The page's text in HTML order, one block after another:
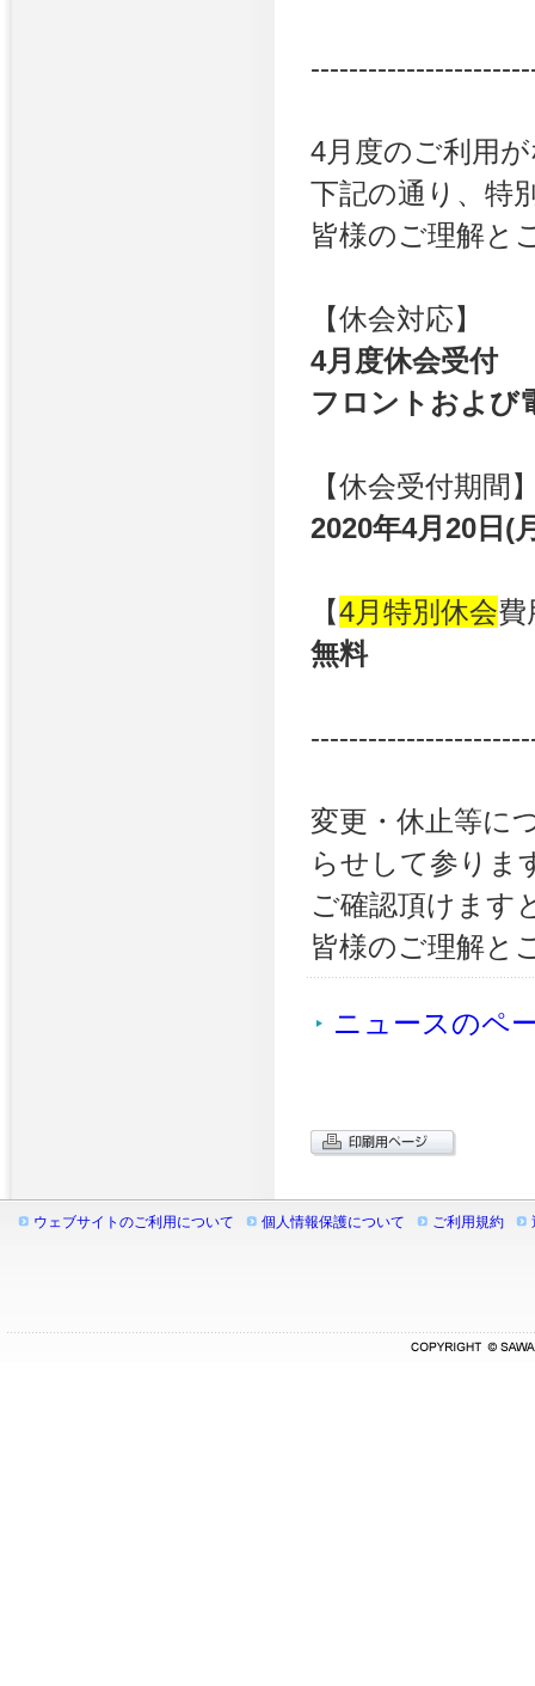
4月度のご利用
下記の通り、特
皆様のご理解と
【休会対応】
4月度休会受付
フロントおよび
【休会受付期間
2020年4月20日(
【4月特別休会費
無料
変更・休止等に
らせして参りま
ご確認頂けます
皆様のご理解と
ニュースのペ
ウェブサイトのご利用について 個人情報保護について ご利用規約